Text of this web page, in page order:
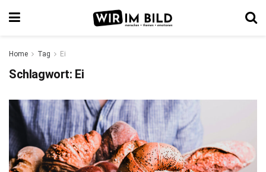
Home Tag Ei
Schlagwort: Ei